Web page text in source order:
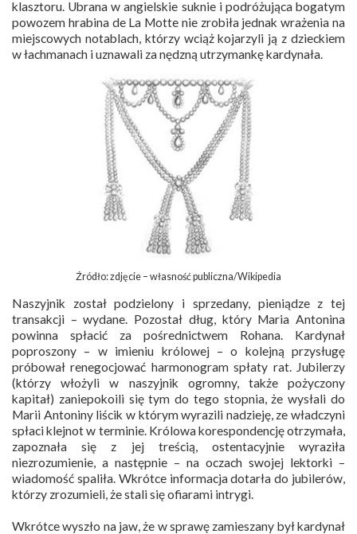
klasztoru. Ubrana w angielskie suknie i podróżująca bogatym
powozem hrabina de La Motte nie zrobiła jednak wrażenia na
miejscowych notablach, którzy wciąż kojarzyli ją z dzieckiem
w łachmanach i uznawali za nędzną utrzymankę kardynała.
Źródło: zdjęcie – własność publiczna/Wikipedia
Naszyjnik został podzielony i sprzedany, pieniądze z tej
transakcji – wydane. Pozostał dług, który Maria Antonina
powinna spłacić za pośrednictwem Rohana. Kardynał
poproszony – w imieniu królowej – o kolejną przysługę
próbował renegocjować harmonogram spłaty rat. Jubilerzy
(którzy włożyli w naszyjnik ogromny, także pożyczony
kapitał) zaniepokoili się tym do tego stopnia, że wysłali do
Marii Antoniny liścik w którym wyrazili nadzieję, ze władczyni
spłaci klejnot w terminie. Królowa korespondencję otrzymała,
zapoznała się z jej treścią, ostentacyjnie wyraziła
niezrozumienie, a następnie – na oczach swojej lektorki –
wiadomość spaliła. Wkrótce informacja dotarła do jubilerów,
którzy zrozumieli, że stali się ofiarami intrygi.
Wkrótce wyszło na jaw, że w sprawę zamieszany był kardynał